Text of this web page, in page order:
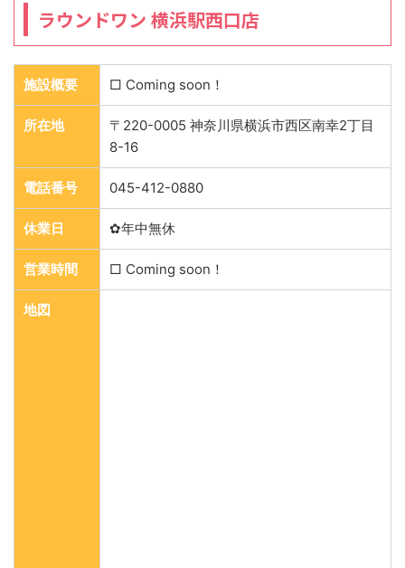
ラウンドワン 横浜駅西口店
施設概要 □ Coming soon！
所在地
〒220-0005 神奈川県横浜市西区南幸2丁目
8-16
電話番号 045-412-0880
休業日 ✿年中無休
営業時間 □ Coming soon！
地図